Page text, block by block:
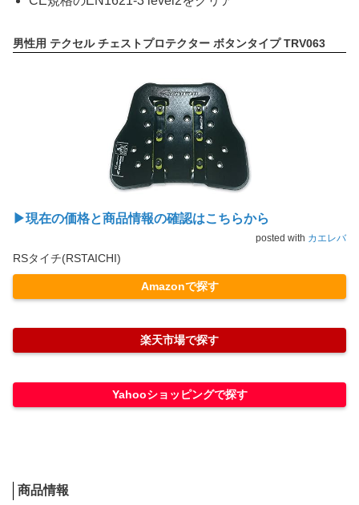
男性用 テクセル チェストプロテクター ボタンタイプ TRV063
▶現在の価格と商品情報の確認はこちらから
posted with カエレバ
RSタイチ(RSTAICHI)
Amazonで探す
楽天市場で探す
Yahooショッピングで探す
商品情報